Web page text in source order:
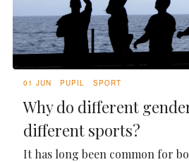
01 JUN PUPIL SPORT
Why do different
different sports?
It has long been common for